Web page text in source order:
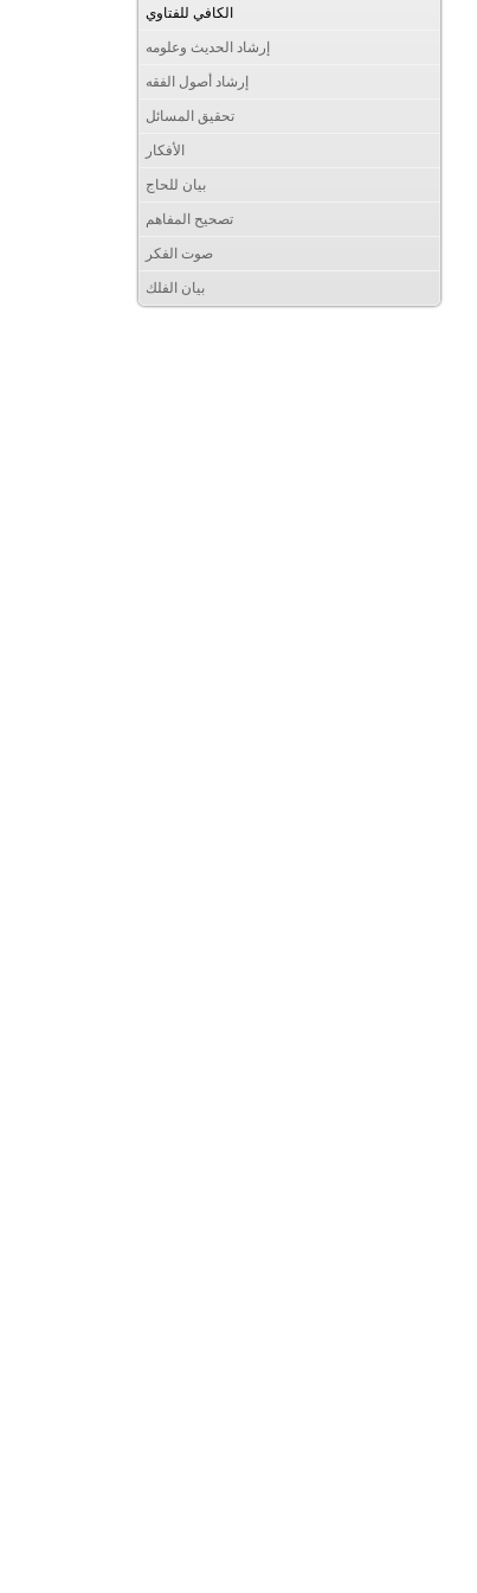
الكافي للفتاوي
إرشاد الحديث وعلومه
إرشاد أصول الفقه
تحقيق المسائل
الأفكار
بيان للحاج
تصحيح المفاهم
صوت الفكر
بيان الفلك